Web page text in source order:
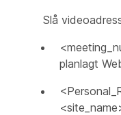
Slå
planlagt